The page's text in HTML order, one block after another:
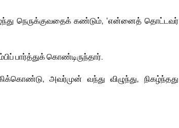
நெருக்குவதைக் கண்டும், ‘என்னைத் தொட்டவர்
பார்த்துக் கொண்டிருந்தார்.
அவர்முன் வந்து விழுந்து, நிகழ்ந்தது